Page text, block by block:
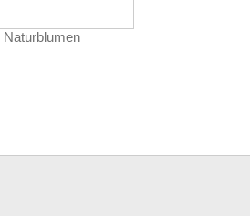
Naturblumen